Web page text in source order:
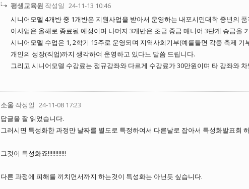
평생교육원 작성일 24-11-13 10:46
시니어모델 4개반 중 1개반은 지원사업을 받아서 운영하는 내포시민대학 중년의
이사업은 올해로 종료될 예정이며 나머지 3개반은 초급 중급 매니어 3단계 승급을
시니어모델 수업은 1, 2학기 15주로 운영되며 지역사회기부(예를들면 각종 축제 기
개인의 성장(직업)까지 생각하여 운영하고 있다느 말씀 드립니다.
그리고 시니어모델 수강료는 정규강좌와 다르게 수강료가 30만원이며 타 강좌와
소울작성일 24-11-08 17:23
답글을 잘 읽었습니다.
그러시면 특성화한 과정만 날짜를 별도로 특정하여서 다른날로 잡아서 특성화발표회
그것이 특성화죠!!!!!!!!!!!!
다른 과정에 피해를 끼치면서까지 하는것이 특성화는 아닌듯 싶습니다.